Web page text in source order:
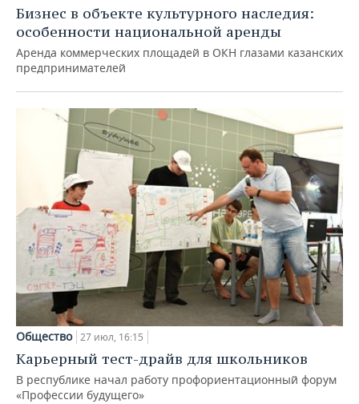
Бизнес в объекте культурного наследия:
особенности национальной аренды
Аренда коммерческих площадей в ОКН глазами казанских
предпринимателей
Общество 27 июл, 16:15
Карьерный тест-драйв для школьников
В республике начал работу профориентационный форум
«Профессии будущего»